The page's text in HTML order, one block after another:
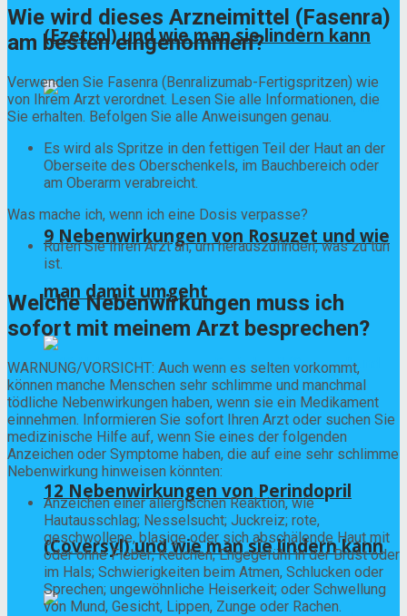
(Ezetrol) und wie man sie lindern kann
9 Nebenwirkungen von Rosuzet und wie
man damit umgeht
12 Nebenwirkungen von Perindopril
(Coversyl) und wie man sie lindern kann
Wie wird dieses Arzneimittel (Fasenra)
am besten eingenommen?
Verwenden Sie Fasenra (Benralizumab-Fertigspritzen) wie
von Ihrem Arzt verordnet. Lesen Sie alle Informationen, die
Sie erhalten. Befolgen Sie alle Anweisungen genau.
Es wird als Spritze in den fettigen Teil der Haut an der
Oberseite des Oberschenkels, im Bauchbereich oder
am Oberarm verabreicht.
Was mache ich, wenn ich eine Dosis verpasse?
Rufen Sie Ihren Arzt an, um herauszufinden, was zu tun
ist.
Welche Nebenwirkungen muss ich
sofort mit meinem Arzt besprechen?
WARNUNG/VORSICHT: Auch wenn es selten vorkommt,
können manche Menschen sehr schlimme und manchmal
tödliche Nebenwirkungen haben, wenn sie ein Medikament
einnehmen. Informieren Sie sofort Ihren Arzt oder suchen Sie
medizinische Hilfe auf, wenn Sie eines der folgenden
Anzeichen oder Symptome haben, die auf eine sehr schlimme
Nebenwirkung hinweisen könnten:
Anzeichen einer allergischen Reaktion, wie
Hautausschlag; Nesselsucht; Juckreiz; rote,
geschwollene, blasige oder sich abschälende Haut mit
oder ohne Fieber; Keuchen; Engegefühl in der Brust oder
im Hals; Schwierigkeiten beim Atmen, Schlucken oder
Sprechen; ungewöhnliche Heiserkeit; oder Schwellung
von Mund, Gesicht, Lippen, Zunge oder Rachen.